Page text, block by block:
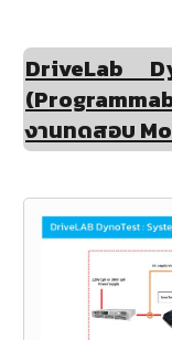
DriveLab
งานทดสอบ